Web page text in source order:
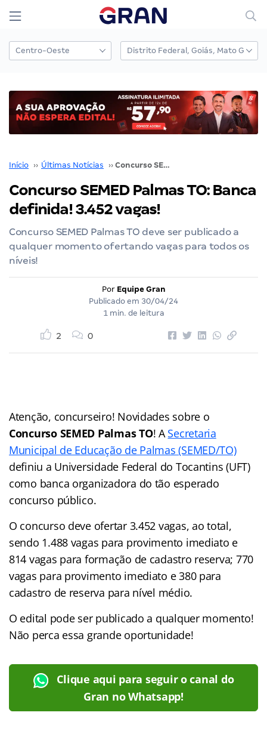
Início ›› Últimas Notícias ›› Concurso SEMED Palmas TO: Banca definida! 3.452 vagas!
Concurso SEMED Palmas TO: Banca
definida! 3.452 vagas!
Concurso SEMED Palmas TO deve ser publicado a
qualquer momento ofertando vagas para todos os
níveis!
Por Equipe Gran
Publicado em 30/04/24
1 min. de leitura
2 0
Atenção, concurseiro! Novidades sobre o
Concurso SEMED Palmas TO! ASecretaria
Municipal de Educação de Palmas (SEMED/TO)
definiu a Universidade Federal do Tocantins (UFT)
como banca organizadora do tão esperado
concurso público.
O concurso deve ofertar 3.452 vagas, ao total,
sendo 1.488 vagas para provimento imediato e
814 vagas para formação de cadastro reserva; 770
vagas para provimento imediato e 380 para
cadastro de reserva para nível médio.
O edital pode ser publicado a qualquer momento!
Não perca essa grande oportunidade!
Clique aqui para seguir o canal do
Gran no Whatsapp!